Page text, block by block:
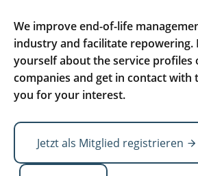
We improve end-of-life
industry and facilitate repowering.
yourself about the service profiles
companies and get in contact with
you for your interest.
Jetzt als Mitglied registrieren